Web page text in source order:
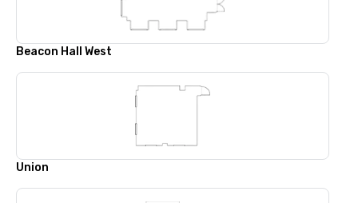
Beacon Hall West
Union